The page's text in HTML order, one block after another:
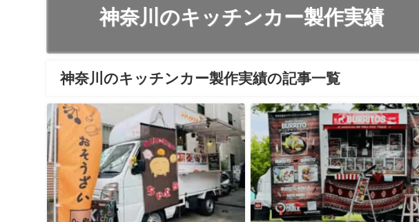
神奈川のキッチンカー製作実績
神奈川のキッチンカー製作実績の記事一覧